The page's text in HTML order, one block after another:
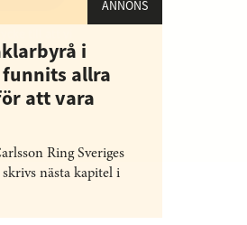
ANNONS
i
funnits allra
att vara
Ring Sveriges
nästa kapitel i
till att vi
med vår